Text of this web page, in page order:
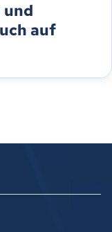
und
auf